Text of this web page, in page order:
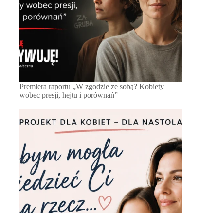
Premiera raportu „W zgodzie ze sobą? Kobiety
wobec presji, hejtu i porównań”